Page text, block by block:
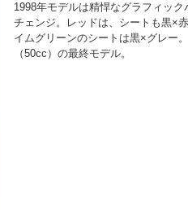
1998年モデルは精悍なグラフィック
チェンジ。レッドは、シートも黒×
イムグリーンのシートは黒×グレー
（50cc）の最終モデル。